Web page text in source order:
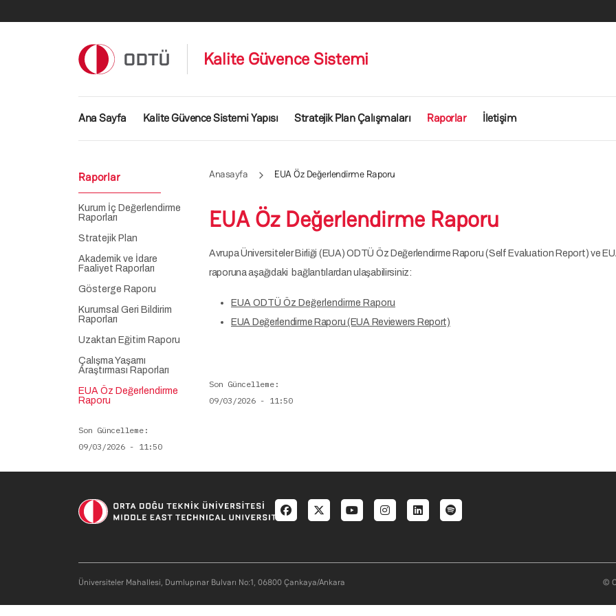
Kalite Güvence Sistemi
Ana gezinti menüsü
Ana Sayfa Kalite Güvence Sistemi Yapısı Stratejik Plan Çalışmaları Raporlar İletişim
Anasayfa EUA Öz Değerlendirme Raporu
EUA Öz Değerlendirme Raporu
Avrupa Üniversiteler Birliği (EUA) ODTÜ Öz Değerlendirme Raporu (Self Evaluation Report) ve
raporuna aşağıdaki bağlantılardan ulaşabilirsiniz:
EUA ODTÜ Öz Değerlendirme Raporu
EUA Değerlendirme Raporu (EUA Reviewers Report)
Son Güncelleme
09/03/2026 - 11:50
Raporlar
Kurum İç Değerlendirme
Raporları
Stratejik Plan
Akademik ve İdare
Faaliyet Raporları
Gösterge Raporu
Kurumsal Geri Bildirim
Raporları
Uzaktan Eğitim Raporu
Çalışma Yaşamı
Araştırması Raporları
EUA Öz Değerlendirme
Raporu
Son Güncelleme
09/03/2026 - 11:50
Social menu
Üniversiteler Mahallesi, Dumlupınar Bulvarı No:1, 06800 Çankaya/Ankara ©